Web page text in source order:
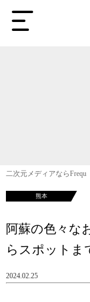
二次元メディアならFrequ
熊本
阿蘇の色々な
らスポットま
2024.02.25